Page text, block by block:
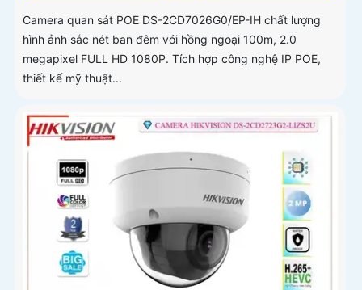
Camera quan sát POE DS-2CD7026G0/EP-IH chất lượng
hình ảnh sắc nét ban đêm với hồng ngoại 100m, 2.0
megapixel FULL HD 1080P. Tích hợp công nghệ IP POE,
thiết kế mỹ thuật...